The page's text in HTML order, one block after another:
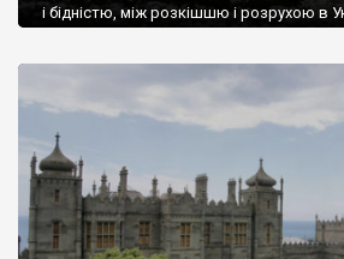
і бідністю, між розкішшю і розрухою в